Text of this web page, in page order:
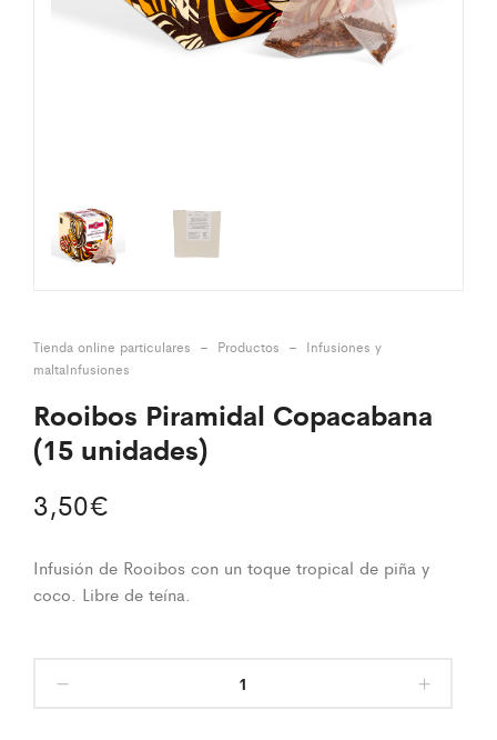
Tienda online particulares – Productos – Infusiones y
maltaInfusiones
Rooibos Piramidal Copacabana
(15 unidades)
3,50€
Infusión de Rooibos con un toque tropical de piña y
coco. Libre de teína.